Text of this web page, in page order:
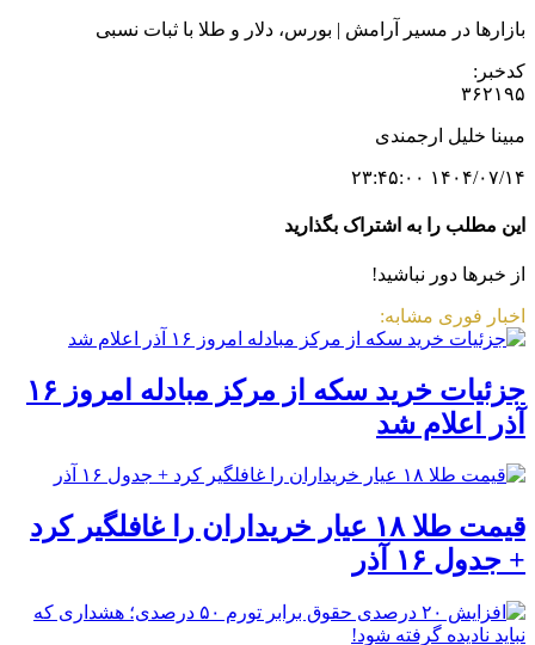
بازارها در مسیر آرامش | بورس، دلار و طلا با ثبات نسبی
کدخبر:
۳۶۲۱۹۵
مبینا خلیل ارجمندی
۱۴۰۴/۰۷/۱۴ ۲۳:۴۵:۰۰
این مطلب را به اشتراک بگذارید
از خبرها دور نباشید!
اخبار فوری مشابه:
جزئیات خرید سکه از مرکز مبادله امروز ۱۶
آذر اعلام شد
قیمت طلا ۱۸ عیار خریداران را غافلگیر کرد
+ جدول ۱۶ آذر